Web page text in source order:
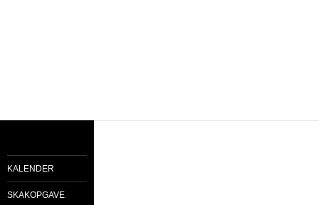
KALENDER
SKAKOPGAVE